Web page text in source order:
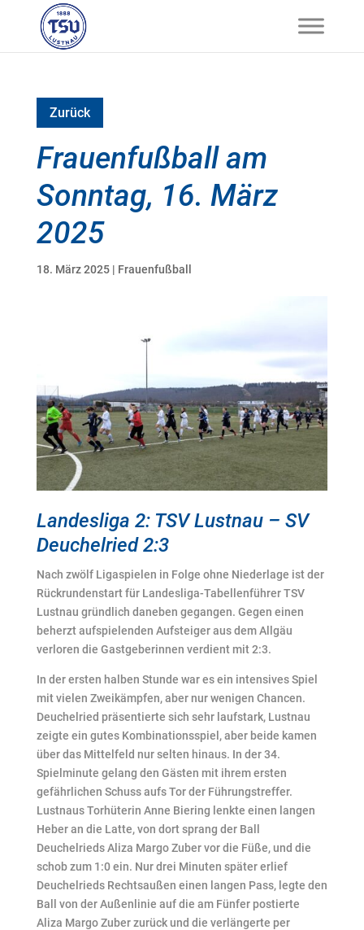
Zurück
Frauenfußball am
Sonntag, 16. März
2025
18. März 2025| Frauenfußball
Landesliga 2: TSV Lustnau – SV
Deuchelried 2:3
Nach zwölf Ligaspielen in Folge ohne Niederlage ist der
Rückrundenstart für Landesliga-Tabellenführer TSV
Lustnau gründlich daneben gegangen. Gegen einen
beherzt aufspielenden Aufsteiger aus dem Allgäu
verloren die Gastgeberinnen verdient mit 2:3.
In der ersten halben Stunde war es ein intensives Spiel
mit vielen Zweikämpfen, aber nur wenigen Chancen.
Deuchelried präsentierte sich sehr laufstark, Lustnau
zeigte ein gutes Kombinationsspiel, aber beide kamen
über das Mittelfeld nur selten hinaus. In der 34.
Spielminute gelang den Gästen mit ihrem ersten
gefährlichen Schuss aufs Tor der Führungstreffer.
Lustnaus Torhüterin Anne Biering lenkte einen langen
Heber an die Latte, von dort sprang der Ball
Deuchelrieds Aliza Margo Zuber vor die Füße, und die
schob zum 1:0 ein. Nur drei Minuten später erlief
Deuchelrieds Rechtsaußen einen langen Pass, legte den
Ball von der Außenlinie auf die am Fünfer postierte
Aliza Margo Zuber zurück und die verlängerte per